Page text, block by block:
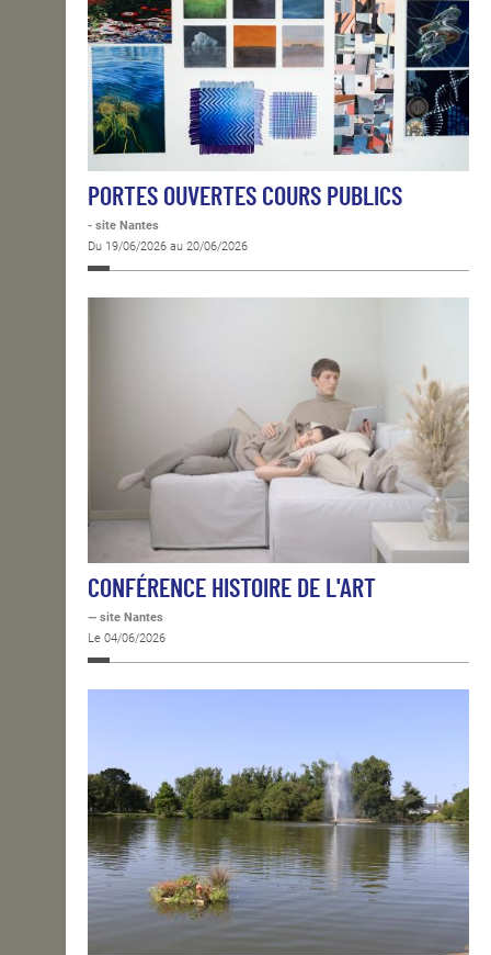
PORTES OUVERTES COURS PUBLICS
- site Nantes
Du 19/06/2026 au 20/06/2026
CONFÉRENCE HISTOIRE DE L'ART
— site Nantes
Le 04/06/2026